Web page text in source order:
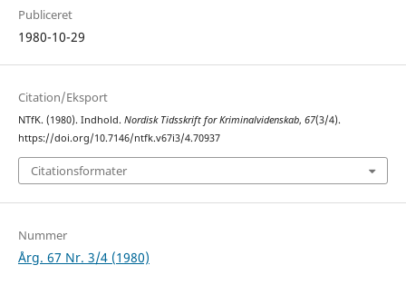
Publiceret
1980-10-29
Citation/Eksport
NTfK. (1980). Indhold. Nordisk Tidsskrift for Kriminalvidenskab, 67(3/4).
https://doi.org/10.7146/ntfk.v67i3/4.70937
Citationsformater
Nummer
Årg. 67 Nr. 3/4 (1980)